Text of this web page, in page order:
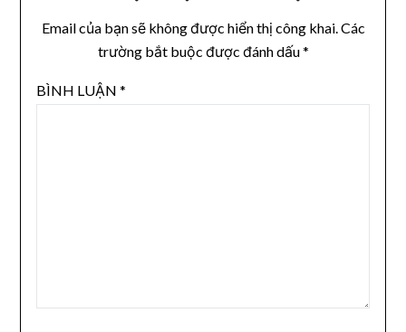
Email của bạn sẽ không được hiển thị công khai.Các
trường bắt buộc được đánh dấu*
BÌNH LUẬN *